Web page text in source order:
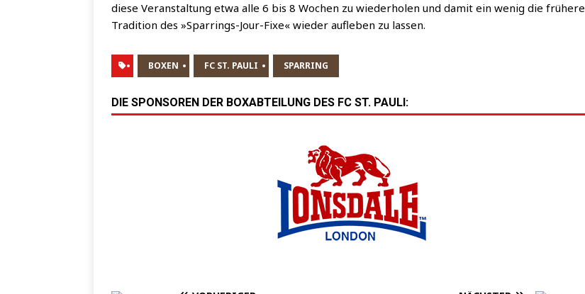
die­se Ver­an­stal­tung etwa alle 6 bis 8 Wochen zu wie­der­ho­len und damit ein wenig die frü­he­re
Tra­di­ti­on des »Spar­rings-Jour-Fixe« wie­der auf­le­ben zu lassen.
BOXEN FC ST. PAULI SPARRING
DIE SPONSOREN DER BOXABTEILUNG DES FC ST. PAULI: